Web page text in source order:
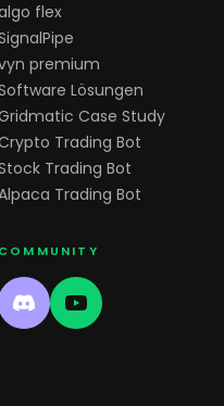
flex
premium
Lösungen
Case Study
Trading Bot
Trading Bot
Trading Bot
COMMUNITY